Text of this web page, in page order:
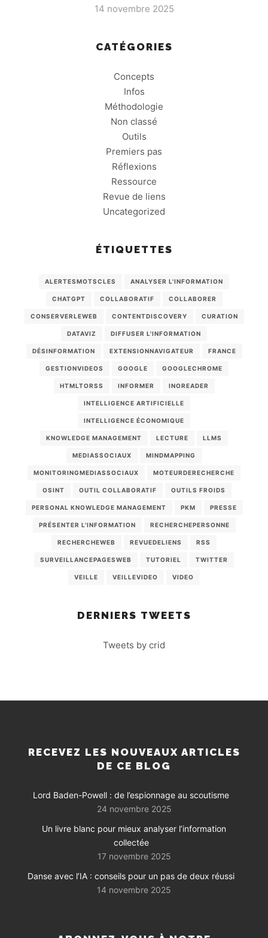
14 novembre 2025
CATÉGORIES
Concepts
Infos
Méthodologie
Non classé
Outils
Premiers pas
Réflexions
Ressource
Revue de liens
Uncategorized
ÉTIQUETTES
ALERTESMOTSCLES ANALYSER L'INFORMATION
CHATGPT COLLABORATIF COLLABORER
CONSERVERLEWEB CONTENTDISCOVERY CURATION
DATAVIZ DIFFUSER L'INFORMATION
DÉSINFORMATION EXTENSIONNAVIGATEUR FRANCE
GESTIONVIDEOS GOOGLE GOOGLECHROME
HTMLTORSS INFORMER INOREADER
INTELLIGENCE ARTIFICIELLE
INTELLIGENCE ÉCONOMIQUE
KNOWLEDGE MANAGEMENT LECTURE LLMS
MEDIASSOCIAUX MINDMAPPING
MONITORINGMEDIASSOCIAUX MOTEURDERECHERCHE
OSINT OUTIL COLLABORATIF OUTILS FROIDS
PERSONAL KNOWLEDGE MANAGEMENT PKM PRESSE
PRÉSENTER L'INFORMATION RECHERCHEPERSONNE
RECHERCHEWEB REVUEDELIENS RSS
SURVEILLANCEPAGESWEB TUTORIEL TWITTER
VEILLE VEILLEVIDEO VIDEO
DERNIERS TWEETS
Tweets by crid
RECEVEZ LES NOUVEAUX ARTICLES
DE CE BLOG
Lord Baden-Powell : de l’espionnage au scoutisme
24 novembre 2025
Un livre blanc pour mieux analyser l’information
collectée
17 novembre 2025
Danse avec l’IA : conseils pour un pas de deux réussi
14 novembre 2025